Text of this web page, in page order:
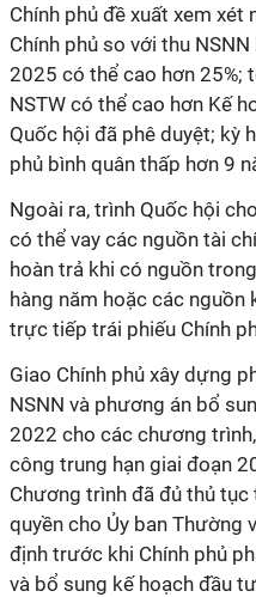
Chính phủ đề xuất xem
Chính phủ so với thu
2025 có thể cao hơn 25%;
NSTW có thể cao hơn Kế
Quốc hội đã phê duyệt; kỳ
phủ bình quân thấp hơn 9
Ngoài ra, trình Quốc hội
có thể vay các nguồn tài
hoàn trả khi có nguồn
hàng năm hoặc các nguồn
trực tiếp trái phiếu Chính
Giao Chính phủ xây dựng
NSNN và phương án bổ
2022 cho các chương
công trung hạn giai đoạn
Chương trình đã đủ thủ tục
quyền cho Ủy ban Thường
định trước khi Chính phủ
và bổ sung kế hoạch đầu